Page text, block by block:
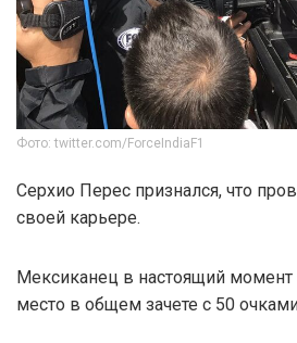
Фото: twitter.com/ForceIndiaF1
Серхио Перес признался, что
своей карьере.
Мексиканец в настоящий момент
место в общем зачете с 50 очками